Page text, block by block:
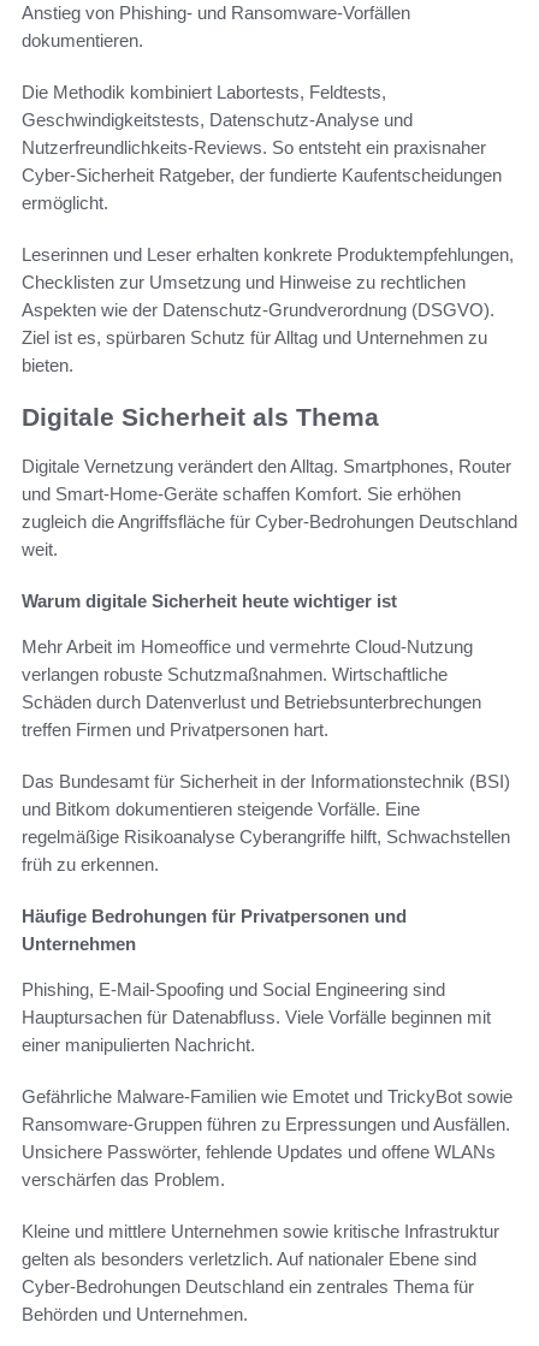
Anstieg von Phishing- und Ransomware-Vorfällen
dokumentieren.
Die Methodik kombiniert Labortests, Feldtests,
Geschwindigkeitstests, Datenschutz-Analyse und
Nutzerfreundlichkeits-Reviews. So entsteht ein praxisnaher
Cyber-Sicherheit Ratgeber, der fundierte Kaufentscheidungen
ermöglicht.
Leserinnen und Leser erhalten konkrete Produktempfehlungen,
Checklisten zur Umsetzung und Hinweise zu rechtlichen
Aspekten wie der Datenschutz-Grundverordnung (DSGVO).
Ziel ist es, spürbaren Schutz für Alltag und Unternehmen zu
bieten.
Digitale Sicherheit als Thema
Digitale Vernetzung verändert den Alltag. Smartphones, Router
und Smart-Home-Geräte schaffen Komfort. Sie erhöhen
zugleich die Angriffsfläche für Cyber-Bedrohungen Deutschland
weit.
Warum digitale Sicherheit heute wichtiger ist
Mehr Arbeit im Homeoffice und vermehrte Cloud-Nutzung
verlangen robuste Schutzmaßnahmen. Wirtschaftliche
Schäden durch Datenverlust und Betriebsunterbrechungen
treffen Firmen und Privatpersonen hart.
Das Bundesamt für Sicherheit in der Informationstechnik (BSI)
und Bitkom dokumentieren steigende Vorfälle. Eine
regelmäßige Risikoanalyse Cyberangriffe hilft, Schwachstellen
früh zu erkennen.
Häufige Bedrohungen für Privatpersonen und
Unternehmen
Phishing, E-Mail-Spoofing und Social Engineering sind
Hauptursachen für Datenabfluss. Viele Vorfälle beginnen mit
einer manipulierten Nachricht.
Gefährliche Malware-Familien wie Emotet und TrickyBot sowie
Ransomware‑Gruppen führen zu Erpressungen und Ausfällen.
Unsichere Passwörter, fehlende Updates und offene WLANs
verschärfen das Problem.
Kleine und mittlere Unternehmen sowie kritische Infrastruktur
gelten als besonders verletzlich. Auf nationaler Ebene sind
Cyber-Bedrohungen Deutschland ein zentrales Thema für
Behörden und Unternehmen.